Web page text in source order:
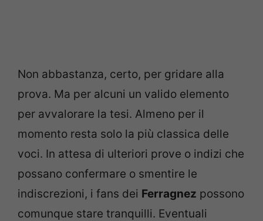
Non abbastanza, certo, per gridare alla
prova. Ma per alcuni un valido elemento
per avvalorare la tesi. Almeno per il
momento resta solo la più classica delle
voci. In attesa di ulteriori prove o indizi che
possano confermare o smentire le
indiscrezioni, i fans dei Ferragnez possono
comunque stare tranquilli. Eventuali